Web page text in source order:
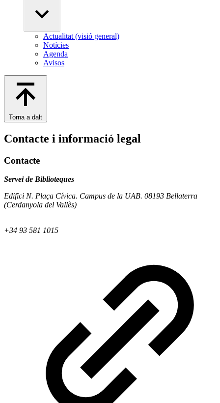
Actualitat (visió general)
Notícies
Agenda
Avisos
Torna a dalt
Contacte i informació legal
Contacte
Servei de Biblioteques
Edifici N. Plaça Cívica. Campus de la UAB. 08193 Bellaterra
(Cerdanyola del Vallès)
+34 93 581 1015